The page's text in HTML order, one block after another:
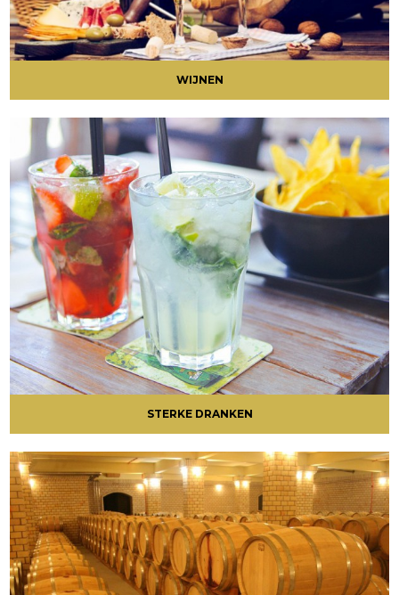
WIJNEN
STERKE DRANKEN